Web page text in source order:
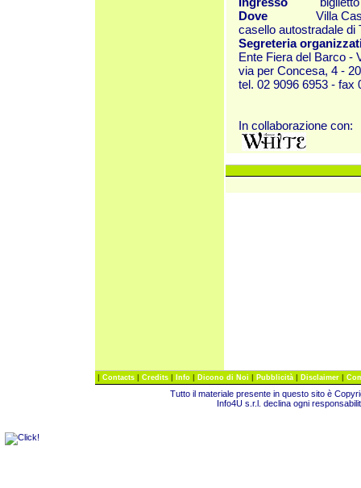
Dove
Villa
casello autostradale di
Segreteria
Ente Fiera del Barco -
via per Concesa, 4 -
tel. 02 9096 6953 -
In collaborazione con:
| Contacts | Credits | Info | Dicono di Noi | Pubblicità | Disclaimer |
Tutto il materiale presente in questo sito è
Info4U s.r.l. declina ogni